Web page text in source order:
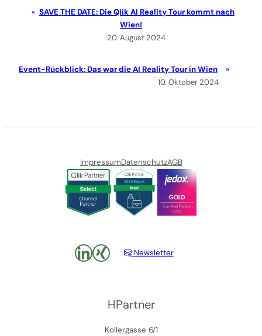
SAVE THE DATE: Die Qlik AI Reality Tour kommt nach
Wien!
20. August 2024
Event-Rückblick: Das war die AI Reality Tour in Wien
10. Oktober 2024
HPartner
Kollergasse 6/1
ImpressumDatenschutzAGB
LinkedIn xing Newsletter